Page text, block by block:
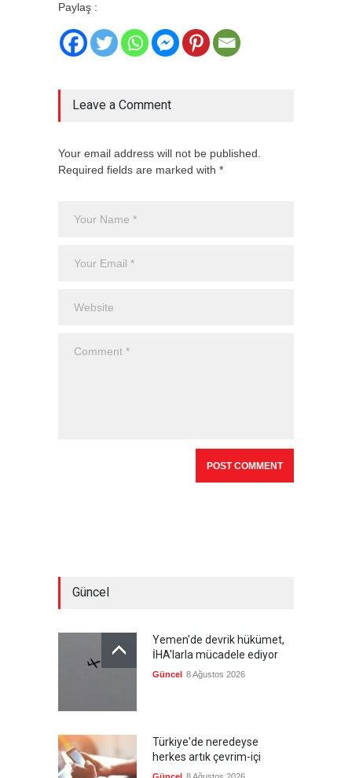
Paylaş :
Leave a Comment
Your email address will not be published.
Required fields are marked with *
Güncel
Yemen'de devrik hükümet,
İHA'larla mücadele ediyor
Güncel 8 Ağustos 2026
Türkiye'de neredeyse
herkes artık çevrim-içi